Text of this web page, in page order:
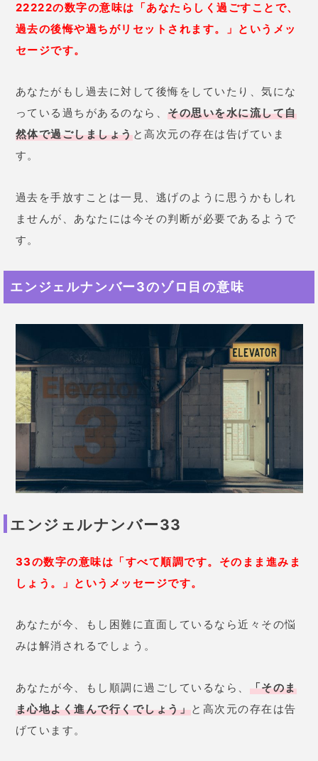
22222の数字の意味は「あなたらしく過ごすことで、
過去の後悔や過ちがリセットされます。」というメッ
セージです。
あなたがもし過去に対して後悔をしていたり、気にな
っている過ちがあるのなら、 その思いを水に流して自
然体で過ごしましょうと高次元の存在は告げていま
す。
過去を手放すことは一見、逃げのように思うかもしれ
ませんが、あなたには今その判断が必要であるようで
す。
エンジェルナンバー3のゾロ目の意味
エンジェルナンバー33
33の数字の意味は「すべて順調です。そのまま進みま
しょう。」というメッセージです。
あなたが今、もし困難に直面しているなら近々その悩
みは解消されるでしょう。
あなたが今、もし順調に過ごしているなら、 「そのま
ま心地よく進んで行くでしょう」と高次元の存在は告
げています。